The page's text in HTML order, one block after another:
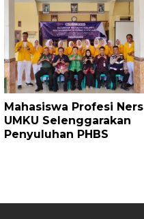
Mahasiswa Profesi Ners
UMKU Selenggarakan
Penyuluhan PHBS